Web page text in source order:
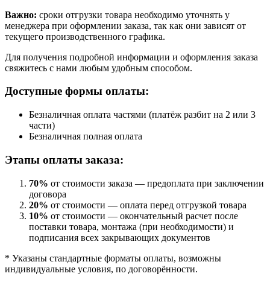
Важно: сроки отгрузки товара необходимо уточнять у
менеджера при оформлении заказа, так как они зависят от
текущего производственного графика.
Для получения подробной информации и оформления заказа
свяжитесь с нами любым удобным способом.
Доступные формы оплаты:
Безналичная оплата частями (платёж разбит на 2 или 3
части)
Безналичная полная оплата
Этапы оплаты заказа:
70% от стоимости заказа — предоплата при заключении
договора
20% от стоимости — оплата перед отгрузкой товара
10% от стоимости — окончательный расчет после
поставки товара, монтажа (при необходимости) и
подписания всех закрывающих документов
* Указаны стандартные форматы оплаты, возможны
индивидуальные условия, по договорённости.